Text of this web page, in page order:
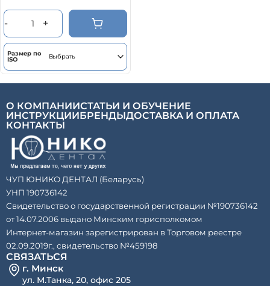
имеет
несколько
вариаций.
Опции
можно
выбрать
на
странице
Размер по
ISO
- +
О КОМПАНИИСТАТЬИ И ОБУЧЕНИЕ
ИНСТРУКЦИИБРЕНДЫДОСТАВКА И ОПЛАТА
КОНТАКТЫ
ЧУП ЮНИКО ДЕНТАЛ (Беларусь)
УНП 190736142
Свидетельство о государственной регистрации №190736142
от 14.07.2006 выдано Минским горисполкомом
Интернет-магазин зарегистрирован в Торговом реестре
02.09.2019г., свидетельство №459198
СВЯЗАТЬСЯ
г. Минск
ул. М.Танка, 20, офис 205